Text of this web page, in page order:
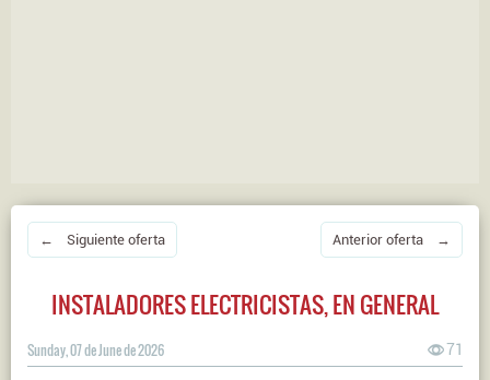
← Siguiente oferta Anterior oferta →
INSTALADORES ELECTRICISTAS, EN GENERAL
Sunday, 07 de June de 2026 71